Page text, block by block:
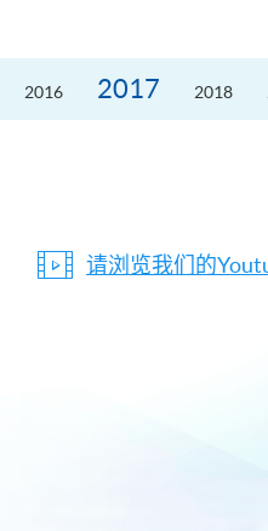
2016 2017 2018
请浏览我们的